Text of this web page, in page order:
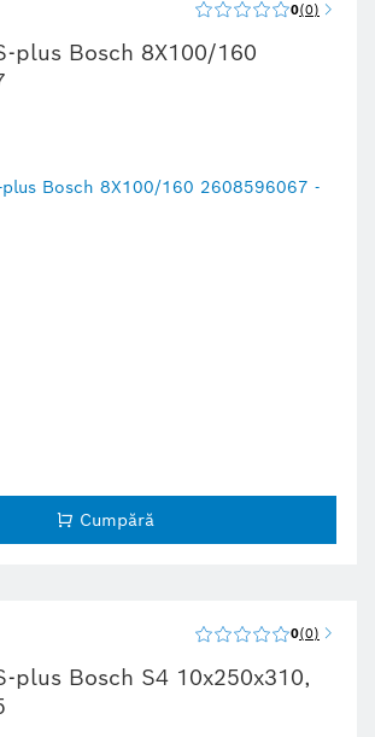
0 0
plus Bosch 8X100/160
Cumpără
0 0
plus Bosch S4 10x250x310,